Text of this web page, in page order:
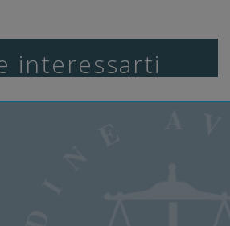
interessarti